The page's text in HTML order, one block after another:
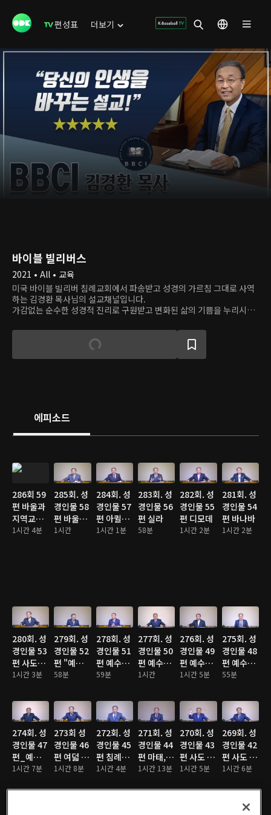
편성표 더보기
바이블 빌리버스
2021 • All • 교육
미국 바이블 빌리버 침례교회에서 파송받고 성경의 가르침 그대로 사역
하는 김경환 목사님의 설교채널입니다.
가감없는 순수한 성경적 진리로 구원받고 변화된 삶의 기쁨을 누리시기
에피소드
286회 59
편 바울과
지역교회
성도들
1시간 4분
285회. 성
경인물 58
편 바울의
훌륭한 동
1시간
284회. 성
경인물 57
편 아퀼라
와 프리스
1시간 1분
283회. 성
경인물 56
편 실라
58분
282회. 성
경인물 55
편 디모데
1시간 2분
281회. 성
경인물 54
편 바나바
1시간 2분
280회. 성
경인물 53
편 사도바
울
1시간 3분
279회. 성
경인물 52
편 "예수
님을 거부
들"
58분
278회. 성
경인물 51
편 예수님
비유에 나
들
59분
277회. 성
경인물 50
편 예수님
이 섬긴 무
1시간
276회. 성
경인물 49
편 예수님
이 치료해
들
1시간 5분
275회. 성
경인물 48
편 예수님
만난 죄인
55분
274회. 성
경인물 47
편_예수님
탄생시 주
1시간 7분
273회 성
경인물 46
편 여덟 사
도들
1시간 8분
272회. 성
경인물 45
편 침례요
한
1시간 4분
271회. 성
경인물 44
편 마태,
마가, 누가
1시간 13분
270회. 성
경인물 43
편 사도 야
고보
1시간 5분
269회. 성
경인물 42
편 사도 요
한
1시간 6분